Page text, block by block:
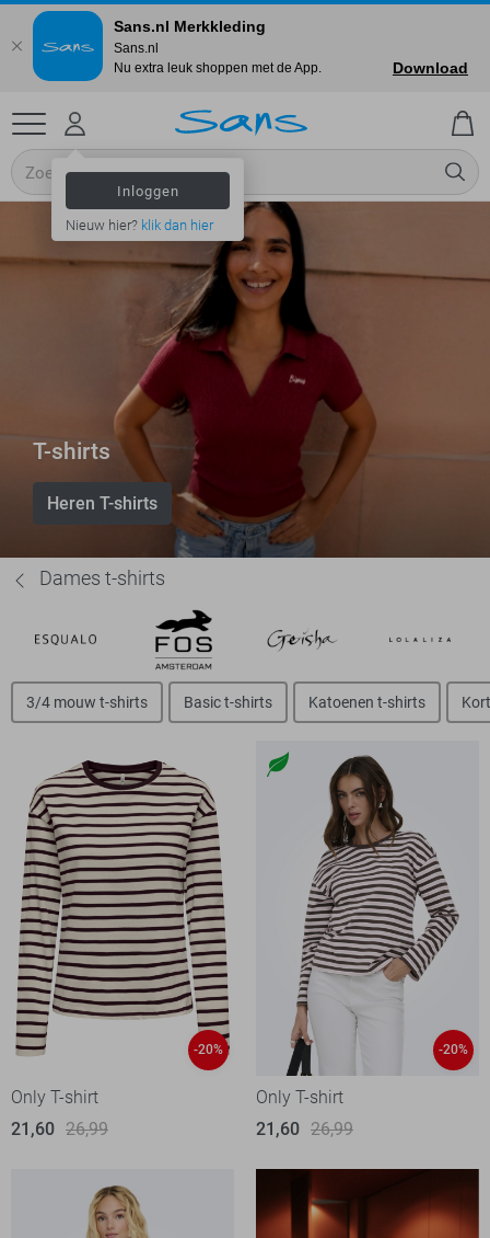
Inloggen
Nieuw hier? klik dan hier
T-shirts
Heren T-shirts
Dames t-shirts
3/4 mouw t-shirts Basic t-shirts Katoenen t-shirts
-20%
Only T-shirt
21,60 26,99
-20%
Only T-shirt
21,60 26,99
Sans.nl Merkkleding
Sans.nl
Nu extra leuk shoppen met de App.
Download